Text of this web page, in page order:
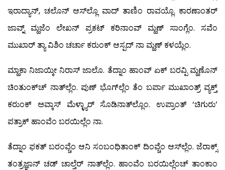
ಇರಾದ್ಯಾನ್, ಚಲೊನ್ ಆಸ್‍ಲ್ಲೊ ವಾದ್ ತಾಣಿಂ ರಾವಯ್ಲೊ. ಕಾರಣಾಂತರ್
ಜಾವ್ನ್ ಮ್ಹಜೆಂ ಲೇಖನ್ ಪ್ರಕಟ್ ಕರಿನಾಂವ್ ಮ್ಹಣ್ ಸಾಂಗ್ಲೆಂ. ಸವೆಂ
ಮುಖಾರ್ ತ್ಯಾ ವಿಶಿಂ ಚರ್ಚಾ ಕರುಂಕ್ ಆಸ್ಪದ್ ನಾ ಮ್ಹಣ್ ಕಳಯ್ಲೆಂ.
ಮ್ಹಾಕಾ ನಿಜಾಯ್ಕೀ ನಿರಾಸ್ ಜಾಲೊ. ತೆದ್ನಾಂ ಹಾಂವ್ ಏಕ್ ಬರವ್ಪಿ ಮ್ಹಣೊನ್
ಚಿಂತುಂಕ್‍ಚ್ ನಾತ್‍ಲ್ಲೆಂ. ಪುಣ್ ಭೊಗ್‍ಲ್ಲೆಂ ತೆಂ ಬರ್ಪಾ ಮುಖಾಂತ್ರ್ ವ್ಯಕ್ತ್
ಕರುಂಕ್ ಅವ್ಕಾಸ್ ಮೆಳ್ಳ್ಯಾರ್ ಸೊಡಿನಾತ್‍ಲ್ಲೊಂ. ಉಪ್ರಾಂತ್ ‘ಚಿಗುರು’
ಪತ್ರಾಕ್ ಹಾಂವೆಂ ಬರಯಿಲ್ಲೆಂ ನಾ.
ತೆದ್ನಾಂ ಫಕತ್ ಬರಂವ್ಚೆಂ ಆನಿ ಸಂಬಂಧಿತಾಂಕ್ ದಿಂವ್ಚೆಂ ಆಸ್‍ಲ್ಲೆಂ. ಜೆರಾಕ್ಸ್
ತಂತ್ರಜ್ಞಾನ್ ಚಡ್ ಚಾಲ್ತೆರ್ ನಾತ್‍ಲ್ಲೆಂ. ಹಾಂವೆಂ ಬರಯಿಲ್ಲೆಂಚ್ ತಾಂಕಾಂ